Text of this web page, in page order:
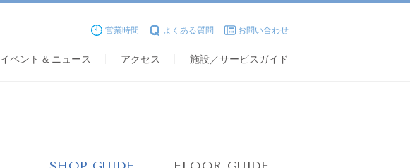
営業時間 よくある質問 お問い合わせ
イベント & ニュース アクセス 施設／サービスガイド